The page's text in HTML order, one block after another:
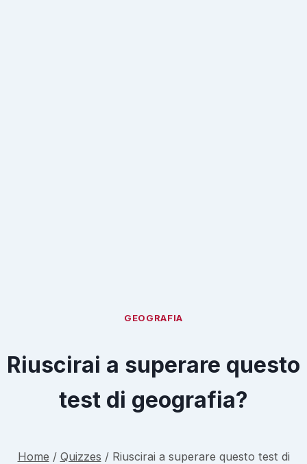
GEOGRAFIA
Riuscirai a superare questo
test di geografia?
Home / Quizzes / Riuscirai a superare questo test di